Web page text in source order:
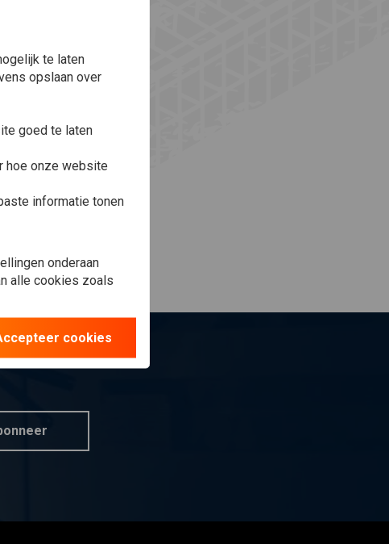
te laten
opslaan over
goed te laten
hoe onze website
informatie tonen
onderaan
alle cookies zoals
cookies